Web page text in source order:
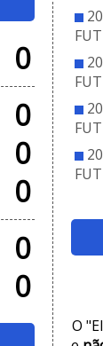
0
0
0
0
0
0
O